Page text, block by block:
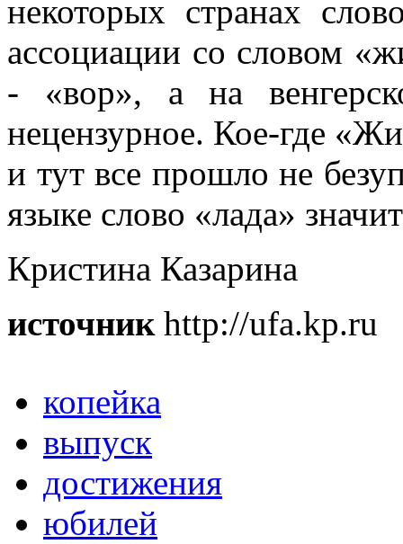
некоторых странах
ассоциации со словом
- «вор», а на
нецензурное. Кое-где
и тут все прошло не
языке слово «лада»
Кристина Казарина
источникhttp://ufa.kp.ru
копейка
выпуск
достижения
юбилей